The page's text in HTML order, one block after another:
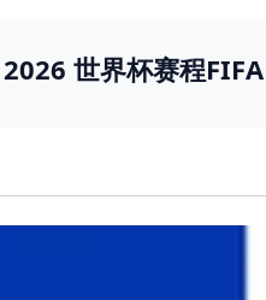
2026 世界杯赛程FIFA